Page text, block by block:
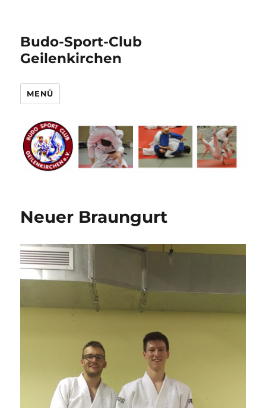
Budo-Sport-Club
Geilenkirchen
MENÜ
Neuer Braungurt